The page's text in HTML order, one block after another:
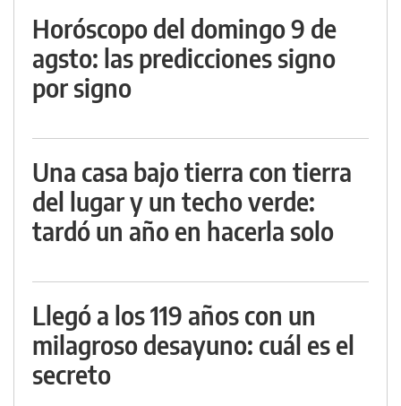
Horóscopo del domingo 9 de
agsto: las predicciones signo
por signo
Una casa bajo tierra con tierra
del lugar y un techo verde:
tardó un año en hacerla solo
Llegó a los 119 años con un
milagroso desayuno: cuál es el
secreto